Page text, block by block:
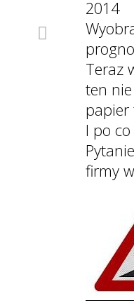
2014
Teraz
ten
papier
I po
firmy